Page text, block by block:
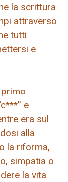
la scrittura
attraverso
tutti
e
primo
e
era sul
alla
la riforma,
simpatia o
la vita